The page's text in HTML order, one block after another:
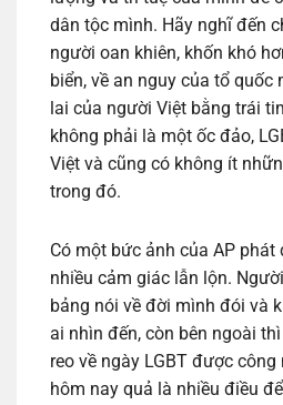
dân tộc mình. Hãy nghĩ đến
người oan khiên, khốn khó
biển, về an nguy của tổ quốc
lai của người Việt bằng trái
không phải là một ốc đảo,
Việt và cũng có không ít
trong đó.
Có một bức ảnh của AP phát
nhiều cảm giác lẫn lộn.
bảng nói về đời mình đói và
ai nhìn đến, còn bên ngoài
reo về ngày LGBT được
hôm nay quả là nhiều điều